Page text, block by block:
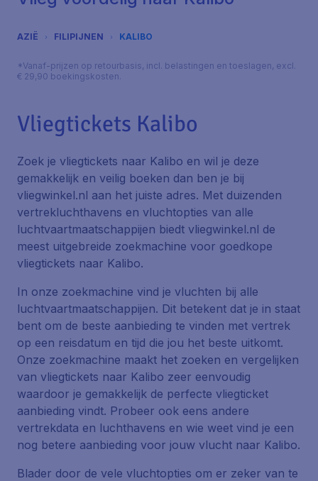
AZIË FILIPIJNEN KALIBO
*Vanaf-prijzen op retourbasis, incl. belastingen en toeslagen, excl.
€ 29,90 boekingskosten.
Vliegtickets Kalibo
Zoek je vliegtickets naar Kalibo en wil je deze
gemakkelijk en veilig boeken dan ben je bij
vliegwinkel.nl aan het juiste adres. Met duizenden
vertrekluchthavens en vluchtopties van alle
luchtvaartmaatschappijen biedt vliegwinkel.nl de
meest uitgebreide zoekmachine voor goedkope
vliegtickets naar Kalibo.
In onze zoekmachine vind je vluchten bij alle
luchtvaartmaatschappijen. Dit betekent dat je in staat
bent om de beste aanbieding te vinden met vertrek
op een reisdatum en tijd die jou het beste uitkomt.
Onze zoekmachine maakt het zoeken en vergelijken
van vliegtickets naar Kalibo zeer eenvoudig
waardoor je gemakkelijk de perfecte vliegticket
aanbieding vindt. Probeer ook eens andere
vertrekdata en luchthavens en wie weet vind je een
nog betere aanbieding voor jouw vlucht naar Kalibo.
Blader door de vele vluchtopties om er zeker van te